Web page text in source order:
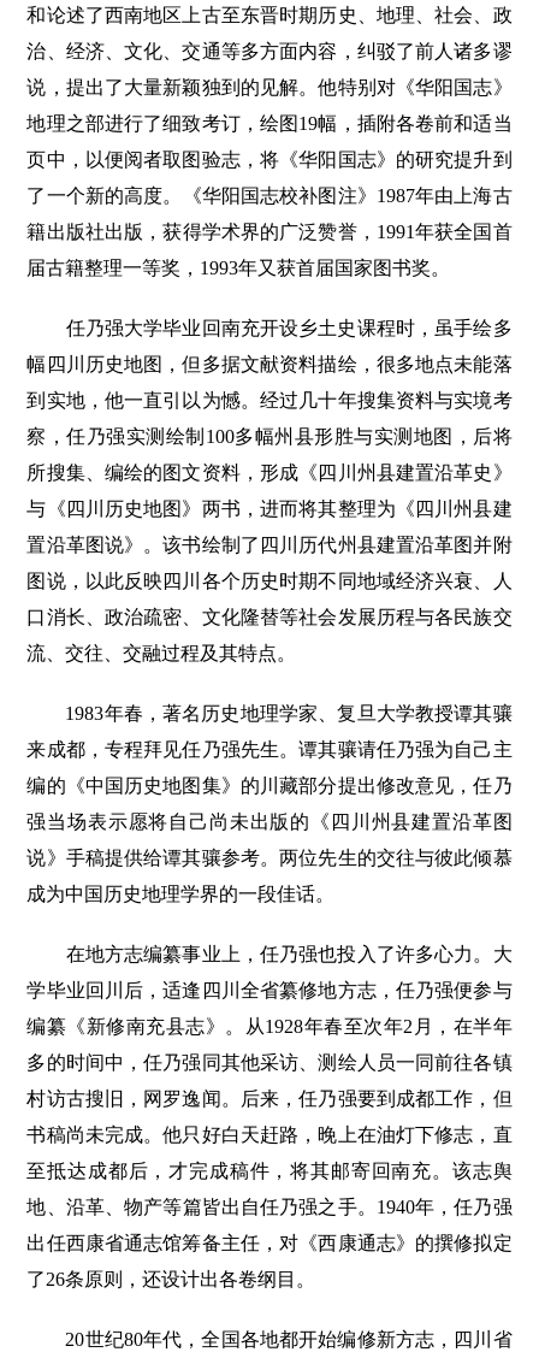
和论述了西南地区上古至东晋时期历史、地理、社会、政
治、经济、文化、交通等多方面内容，纠驳了前人诸多谬
说，提出了大量新颖独到的见解。他特别对《华阳国志》
地理之部进行了细致考订，绘图19幅，插附各卷前和适当
页中，以便阅者取图验志，将《华阳国志》的研究提升到
了一个新的高度。《华阳国志校补图注》1987年由上海古
籍出版社出版，获得学术界的广泛赞誉，1991年获全国首
届古籍整理一等奖，1993年又获首届国家图书奖。
任乃强大学毕业回南充开设乡土史课程时，虽手绘多
幅四川历史地图，但多据文献资料描绘，很多地点未能落
到实地，他一直引以为憾。经过几十年搜集资料与实境考
察，任乃强实测绘制100多幅州县形胜与实测地图，后将
所搜集、编绘的图文资料，形成《四川州县建置沿革史》
与《四川历史地图》两书，进而将其整理为《四川州县建
置沿革图说》。该书绘制了四川历代州县建置沿革图并附
图说，以此反映四川各个历史时期不同地域经济兴衰、人
口消长、政治疏密、文化隆替等社会发展历程与各民族交
流、交往、交融过程及其特点。
1983年春，著名历史地理学家、复旦大学教授谭其骧
来成都，专程拜见任乃强先生。谭其骧请任乃强为自己主
编的《中国历史地图集》的川藏部分提出修改意见，任乃
强当场表示愿将自己尚未出版的《四川州县建置沿革图
说》手稿提供给谭其骧参考。两位先生的交往与彼此倾慕
成为中国历史地理学界的一段佳话。
在地方志编纂事业上，任乃强也投入了许多心力。大
学毕业回川后，适逢四川全省纂修地方志，任乃强便参与
编纂《新修南充县志》。从1928年春至次年2月，在半年
多的时间中，任乃强同其他采访、测绘人员一同前往各镇
村访古搜旧，网罗逸闻。后来，任乃强要到成都工作，但
书稿尚未完成。他只好白天赶路，晚上在油灯下修志，直
至抵达成都后，才完成稿件，将其邮寄回南充。该志舆
地、沿革、物产等篇皆出自任乃强之手。1940年，任乃强
出任西康省通志馆筹备主任，对《西康通志》的撰修拟定
了26条原则，还设计出各卷纲目。
20世纪80年代，全国各地都开始编修新方志，四川省